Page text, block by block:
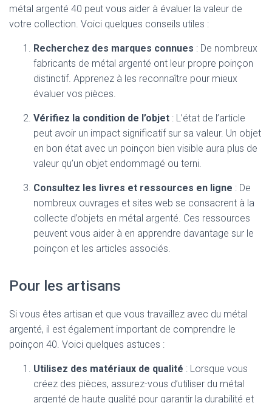
métal argenté 40 peut vous aider à évaluer la valeur de
votre collection. Voici quelques conseils utiles :
Recherchez des marques connues : De nombreux
fabricants de métal argenté ont leur propre poinçon
distinctif. Apprenez à les reconnaître pour mieux
évaluer vos pièces.
Vérifiez la condition de l’objet : L’état de l’article
peut avoir un impact significatif sur sa valeur. Un objet
en bon état avec un poinçon bien visible aura plus de
valeur qu’un objet endommagé ou terni.
Consultez les livres et ressources en ligne : De
nombreux ouvrages et sites web se consacrent à la
collecte d’objets en métal argenté. Ces ressources
peuvent vous aider à en apprendre davantage sur le
poinçon et les articles associés.
Pour les artisans
Si vous êtes artisan et que vous travaillez avec du métal
argenté, il est également important de comprendre le
poinçon 40. Voici quelques astuces :
Utilisez des matériaux de qualité : Lorsque vous
créez des pièces, assurez-vous d’utiliser du métal
argenté de haute qualité pour garantir la durabilité et